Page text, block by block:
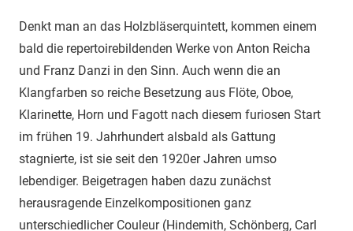
Denkt man an das Holzbläserquintett, kommen einem
bald die repertoirebildenden Werke von Anton Reicha
und Franz Danzi in den Sinn. Auch wenn die an
Klangfarben so reiche Besetzung aus Flöte, Oboe,
Klarinette, Horn und Fagott nach diesem furiosen Start
im frühen 19. Jahrhundert alsbald als Gattung
stagnierte, ist sie seit den 1920er Jahren umso
lebendiger. Beigetragen haben dazu zunächst
herausragende Einzelkompositionen ganz
unterschiedlicher Couleur (Hindemith, Schönberg, Carl